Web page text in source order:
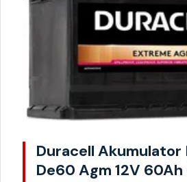
Duracell Akumulator
De60 Agm 12V